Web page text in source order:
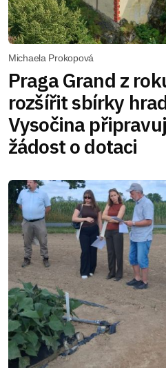
Michaela Prokopová
Praga Grand z
rozšířit sbírky
Vysočina
žádost o dotaci